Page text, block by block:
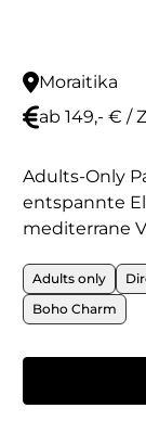
Moraitika
ab 149,- € /
Adults-Only
entspannte
mediterrane
Adults only
Boho Charm